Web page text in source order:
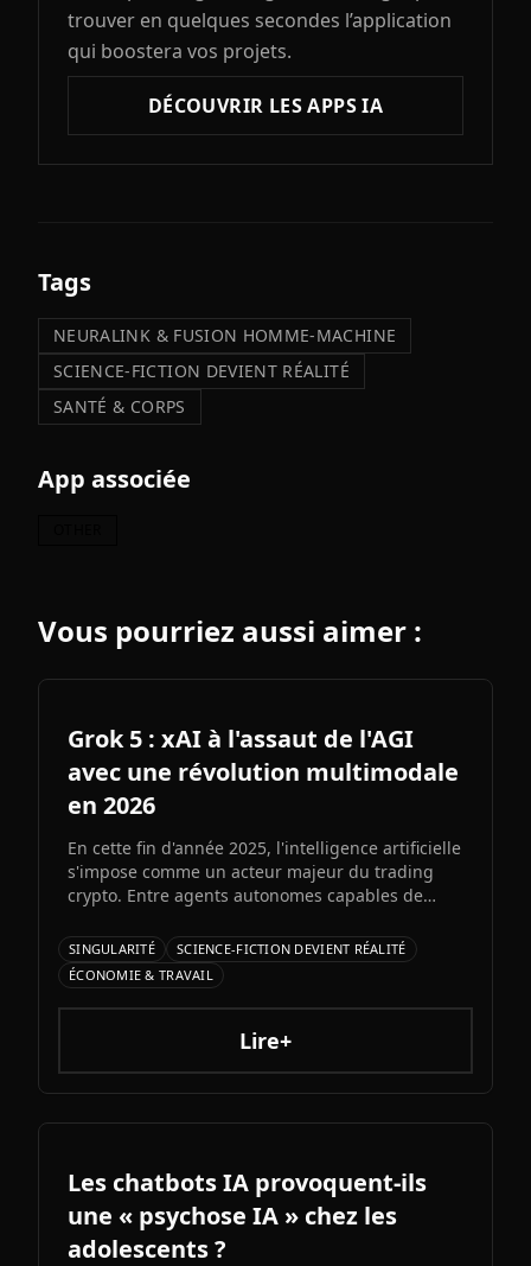
trouver en quelques secondes l’application
qui boostera vos projets.
DÉCOUVRIR LES APPS IA
Tags
NEURALINK & FUSION HOMME-MACHINE
SCIENCE-FICTION DEVIENT RÉALITÉ
SANTÉ & CORPS
App associée
Vous pourriez aussi aimer :
Grok 5 : xAI à l'assaut de l'AGI
avec une révolution multimodale
en 2026
En cette fin d'année 2025, l'intelligence artificielle
s'impose comme un acteur majeur du trading
crypto. Entre agents autonomes capables de
d'Elon Musk s'annonce comme l'un des paris les
plus audacieux de l'histoire de l'IA. Entre
architecture colossale, capacités multimodales
natives et ambitions AGI assumées, Grok 5
pourrait redessiner le paysage de l'intelligence
SINGULARITÉ
SCIENCE-FICTION DEVIENT RÉALITÉ
ÉCONOMIE & TRAVAIL
Lire+
Les chatbots IA provoquent-ils
une « psychose IA » chez les
adolescents ?